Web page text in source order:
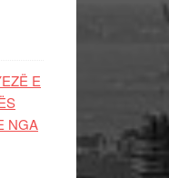
E
NGA